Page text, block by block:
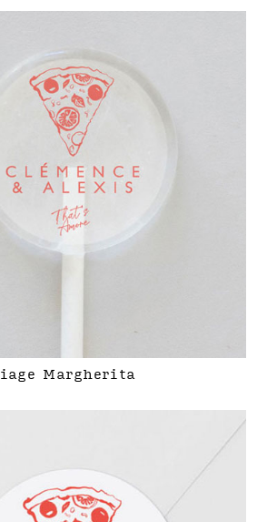
Margherita